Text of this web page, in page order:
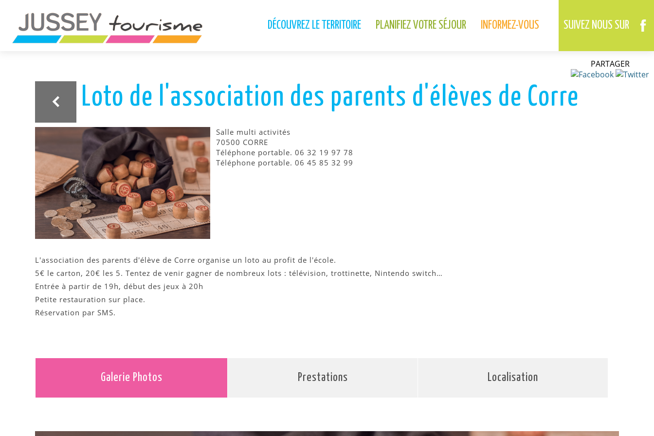
SUIVEZ NOUS SUR
DÉCOUVREZ LE TERRITOIRE PLANIFIEZ VOTRE SÉJOUR INFORMEZ-VOUS
ariane
Loto de l'association des parents d'élèves de Corre
Salle multi activités
70500 CORRE
Téléphone portable. 06 32 19 97 78
Téléphone portable. 06 45 85 32 99
L'association des parents d'élève de Corre organise un loto au profit de l'école.
5€ le carton, 20€ les 5. Tentez de venir gagner de nombreux lots : télévision, trottinette, Nintendo switch…
Entrée à partir de 19h, début des jeux à 20h
Petite restauration sur place.
Réservation par SMS.
Galerie Photos Prestations Localisation
PARTAGER